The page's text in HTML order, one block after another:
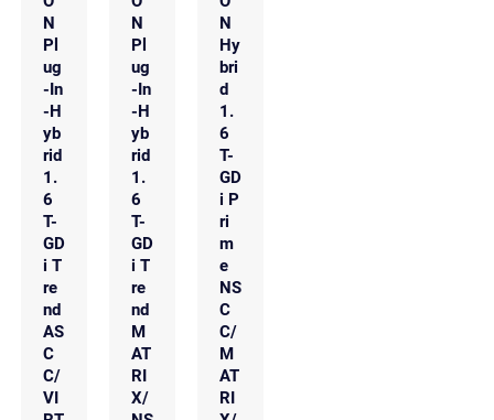
N
Pl
ug
-In
-H
yb
rid
1.
6
T-
GD
i T
re
nd
AS
C
C/
VI
N
Pl
ug
-In
-H
yb
rid
1.
6
T-
GD
i T
re
nd
M
AT
RI
X/
N
Hy
bri
d
1.
6
T-
GD
i P
ri
m
e
NS
C
C/
M
AT
RI